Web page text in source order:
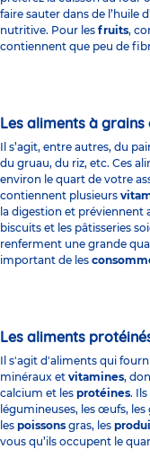
faire sauter dans de l’huile
nutritive. Pour les fruits,
contiennent que peu de
Les aliments à grains
Il s’agit, entre autres, du
du gruau, du riz, etc. Ces
environ le quart de votre
contiennent plusieurs
la digestion et préviennent
biscuits et les pâtisseries
renferment une grande
important de les
Les aliments
Il s'agit d'aliments qui
minéraux et vitamines,
calcium et les protéines.
légumineuses, les œufs, les
les poissons gras, les
vous qu’ils occupent le